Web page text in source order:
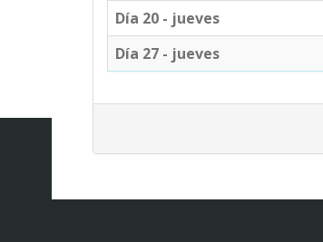
Día 20 - jueves
Día 27 - jueves